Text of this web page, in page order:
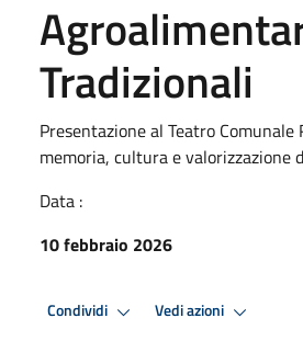
Tradizionali
Presentazione al Teatro Comunale
memoria, cultura e valorizzazione
Data :
10 febbraio 2026
Condividi Vedi azioni